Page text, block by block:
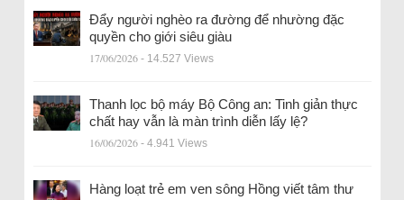
Đẩy người nghèo ra đường để nhường đặc
quyền cho giới siêu giàu
17/06/2026 - 14.527 Views
Thanh lọc bộ máy Bộ Công an: Tinh giản thực
chất hay vẫn là màn trình diễn lấy lệ?
16/06/2026 - 4.941 Views
Hàng loạt trẻ em ven sông Hồng viết tâm thư